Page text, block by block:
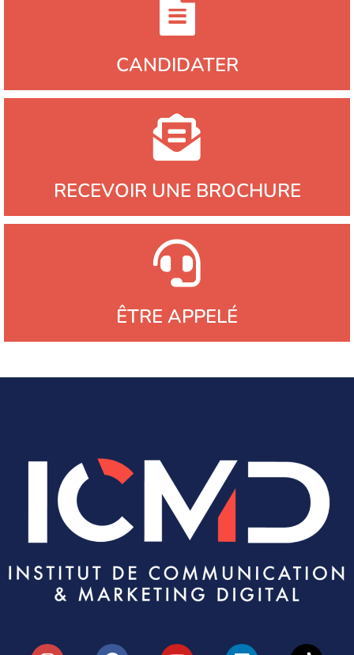
CANDIDATER
RECEVOIR UNE BROCHURE
ÊTRE APPELÉ